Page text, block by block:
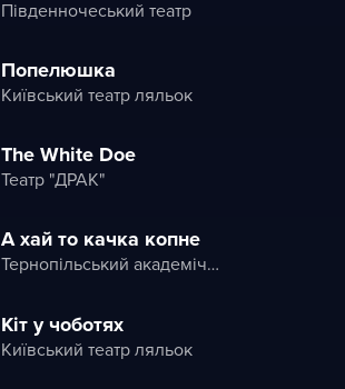
Південночеський театр
Попелюшка
Київський театр ляльок
The White Doe
Театр "ДРАК"
А хай то качка копне
Тернопільський академічний обласний театр актора і ляльки
Кіт у чоботях
Київський театр ляльок